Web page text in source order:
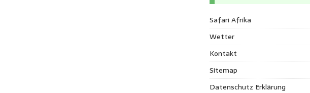
Safari Afrika
Wetter
Kontakt
Sitemap
Datenschutz Erklärung